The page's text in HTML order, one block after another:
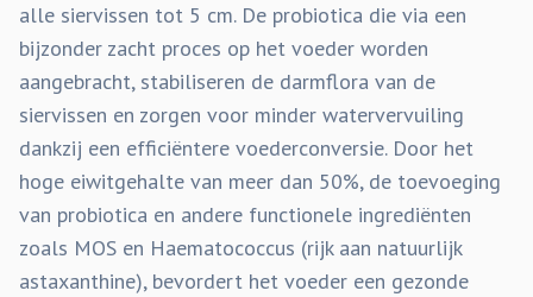
alle siervissen tot 5 cm. De probiotica die via een
bijzonder zacht proces op het voeder worden
aangebracht, stabiliseren de darmflora van de
siervissen en zorgen voor minder watervervuiling
dankzij een efficiëntere voederconversie. Door het
hoge eiwitgehalte van meer dan 50%, de toevoeging
van probiotica en andere functionele ingrediënten
zoals MOS en Haematococcus (rijk aan natuurlijk
astaxanthine), bevordert het voeder een gezonde